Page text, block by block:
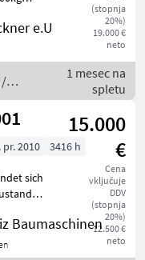
(stopnja
20%)
19.000 €
neto
01
.
bager
e.U
/
1 mesec na
spletu
15.000
€
Cena
vključuje
DDV
(stopnja
20%)
12.500 €
neto
pr. 2010 3416 h
sich
Baumaschinen